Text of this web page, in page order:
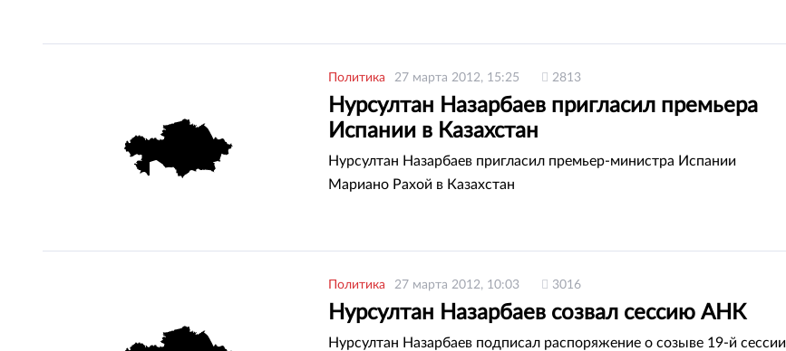
Политика 27 марта 2012, 15:25 2813
Нурсултан Назарбаев пригласил премьера
Испании в Казахстан
Нурсултан Назарбаев пригласил премьер-министра Испании
Мариано Рахой в Казахстан
Политика 27 марта 2012, 10:03 3016
Нурсултан Назарбаев созвал сессию АНК
Нурсултан Назарбаев подписал распоряжение о созыве 19-й сессии